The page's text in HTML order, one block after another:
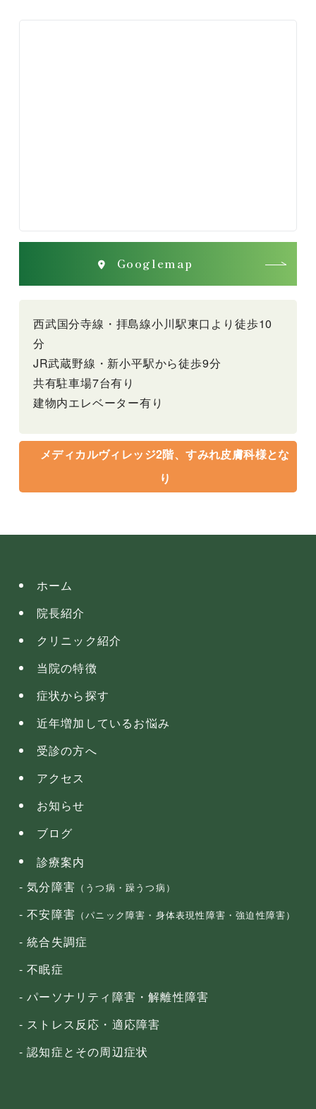
Googlemap
西武国分寺線・拝島線小川駅東口より徒歩10
分
JR武蔵野線・新小平駅から徒歩9分
共有駐車場7台有り
建物内エレベーター有り
メディカルヴィレッジ2階、すみれ皮膚科様とな
り
ホーム
院長紹介
クリニック紹介
当院の特徴
症状から探す
近年増加しているお悩み
受診の方へ
アクセス
お知らせ
ブログ
診療案内
気分障害 （うつ病・躁うつ病）
不安障害 （パニック障害・身体表現性障害・強迫性障害）
統合失調症
不眠症
パーソナリティ障害・解離性障害
ストレス反応・適応障害
認知症とその周辺症状